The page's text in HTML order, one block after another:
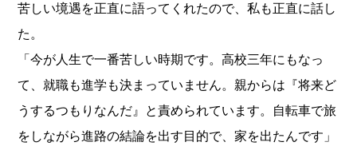
苦しい境遇を正直に語ってくれたので、私も正直に話し
た。
「今が人生で一番苦しい時期です。高校三年にもなっ
て、就職も進学も決まっていません。親からは『将来ど
うするつもりなんだ』と責められています。自転車で旅
をしながら進路の結論を出す目的で、家を出たんです」